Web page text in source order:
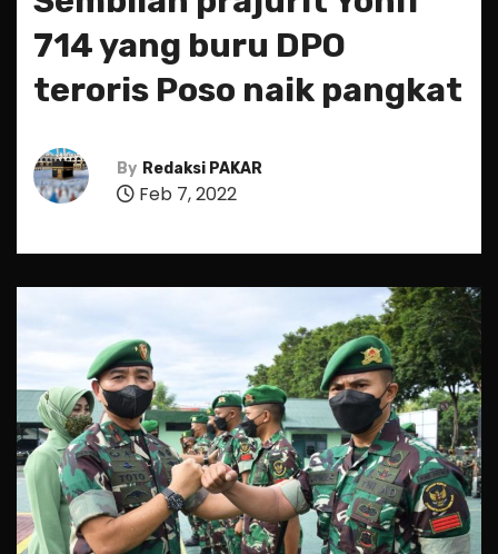
714 yang buru DPO
teroris Poso naik pangkat
By Redaksi PAKAR
Feb 7, 2022